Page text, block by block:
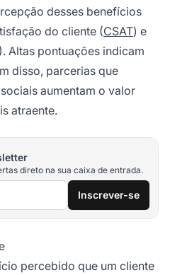
desses benefícios
do cliente (CSAT) e
Altas pontuações indicam
disso, parcerias que
aumentam o valor
atraente.
direto na sua caixa de entrada.
Inscrever-se
percebido que um cliente